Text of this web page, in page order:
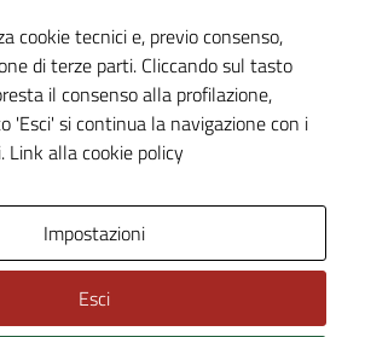
del sito
cookie tecnici e, previo consenso,
di terze parti. Cliccando sul tasto
il consenso alla profilazione,
'Esci' si continua la navigazione con i
Link alla cookie policy
Impostazioni
Esci
peggiore la
navigazione e
la fruizione
delle
funzionalità